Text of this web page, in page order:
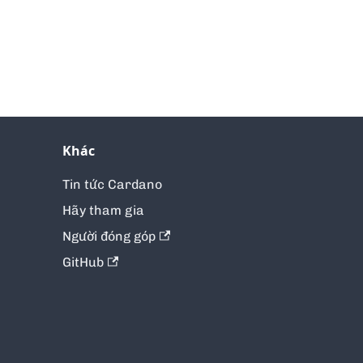
Khác
Tin tức Cardano
Hãy tham gia
Người đóng góp
GitHub